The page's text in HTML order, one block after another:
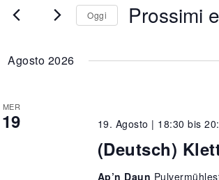
Navigazione
Eventi
Parola
Oggi Prossimi
Agosto 2026
MER
19
(Deutsch)
19. Agosto | 18:30 bis
Ap’n Daun